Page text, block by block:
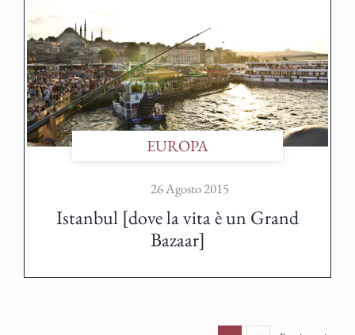
EUROPA
26 Agosto 2015
Istanbul [dove la vita è un Grand
Bazaar]